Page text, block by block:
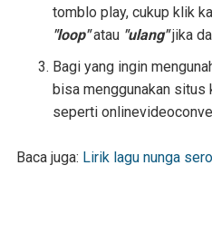
tomblo play, cukup klik
"loop"atau "ulang"jika
Bagi yang ingin
bisa menggunakan
seperti
Baca juga: Lirik lagu nunga